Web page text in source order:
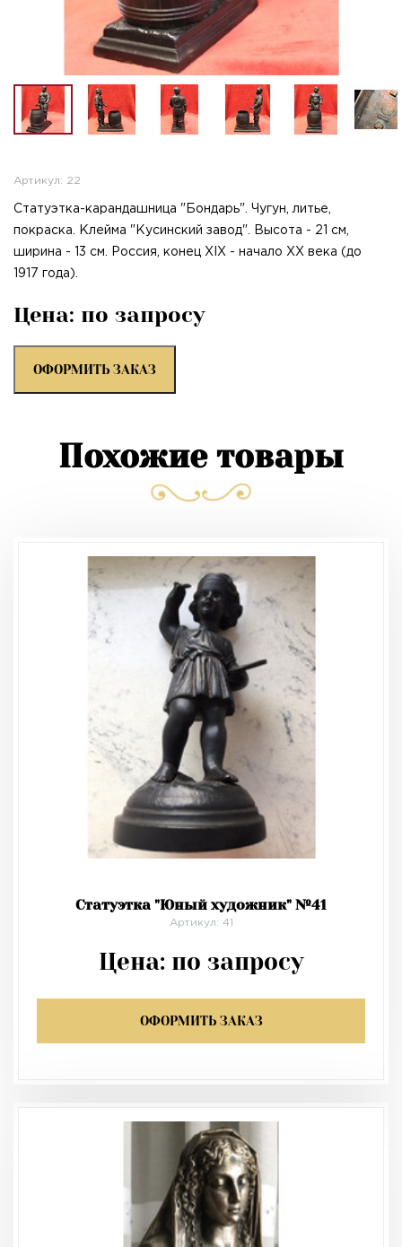
Артикул: 22
Статуэтка-карандашница "Бондарь". Чугун, литье,
покраска. Клейма "Кусинский завод". Высота - 21 см,
ширина - 13 см. Россия, конец XIX - начало XX века (до
1917 года).
Цена: по запросу
ОФОРМИТЬ ЗАКАЗ
Похожие товары
Статуэтка "Юный художник" №41
Артикул: 41
Цена: по запросу
ОФОРМИТЬ ЗАКАЗ